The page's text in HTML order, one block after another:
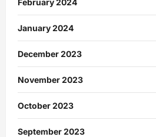
January 2024
December 2023
November 2023
October 2023
September 2023